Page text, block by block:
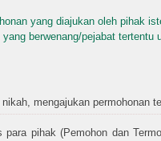
yang diajukan oleh pihak
berwenang/pejabat tertentu
mengajukan permohonan
para pihak (Pemohon dan